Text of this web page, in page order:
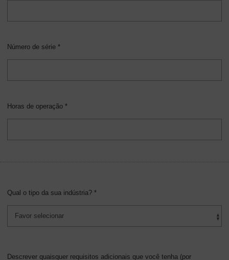
Número de série *
Horas de operação *
Qual o tipo da sua indústria? *
Descrever quaisquer requisitos adicionais que você tenha (por